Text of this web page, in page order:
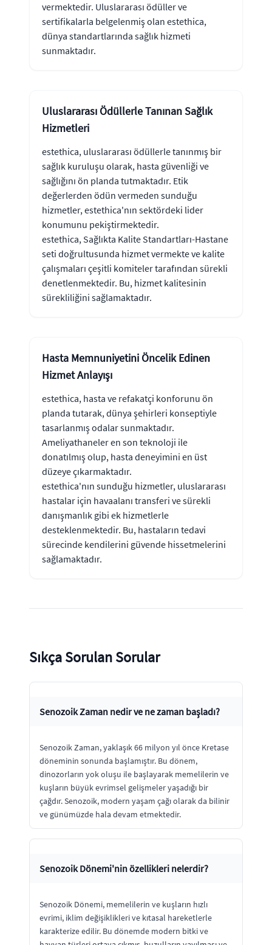
vermektedir. Uluslararası ödüller ve
sertifikalarla belgelenmiş olan estethica,
dünya standartlarında sağlık hizmeti
sunmaktadır.
Uluslararası Ödüllerle Tanınan Sağlık
Hizmetleri
estethica, uluslararası ödüllerle tanınmış bir
sağlık kuruluşu olarak, hasta güvenliği ve
sağlığını ön planda tutmaktadır. Etik
değerlerden ödün vermeden sunduğu
hizmetler, estethica'nın sektördeki lider
konumunu pekiştirmektedir.
estethica, Sağlıkta Kalite Standartları-Hastane
seti doğrultusunda hizmet vermekte ve kalite
çalışmaları çeşitli komiteler tarafından sürekli
denetlenmektedir. Bu, hizmet kalitesinin
sürekliliğini sağlamaktadır.
Hasta Memnuniyetini Öncelik Edinen
Hizmet Anlayışı
estethica, hasta ve refakatçi konforunu ön
planda tutarak, dünya şehirleri konseptiyle
tasarlanmış odalar sunmaktadır.
Ameliyathaneler en son teknoloji ile
donatılmış olup, hasta deneyimini en üst
düzeye çıkarmaktadır.
estethica'nın sunduğu hizmetler, uluslararası
hastalar için havaalanı transferi ve sürekli
danışmanlık gibi ek hizmetlerle
desteklenmektedir. Bu, hastaların tedavi
sürecinde kendilerini güvende hissetmelerini
sağlamaktadır.
Sıkça Sorulan Sorular
Senozoik Zaman nedir ve ne zaman başladı?
Senozoik Zaman, yaklaşık 66 milyon yıl önce Kretase
döneminin sonunda başlamıştır. Bu dönem,
dinozorların yok oluşu ile başlayarak memelilerin ve
kuşların büyük evrimsel gelişmeler yaşadığı bir
çağdır. Senozoik, modern yaşam çağı olarak da bilinir
ve günümüzde hala devam etmektedir.
Senozoik Dönemi'nin özellikleri nelerdir?
Senozoik Dönemi, memelilerin ve kuşların hızlı
evrimi, iklim değişiklikleri ve kıtasal hareketlerle
karakterize edilir. Bu dönemde modern bitki ve